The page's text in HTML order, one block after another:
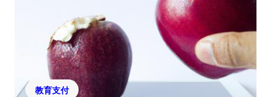
教育支付